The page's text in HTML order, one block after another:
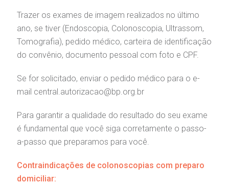
de Exames
(11) 3505-1000
Fale Conosco
Saiba mais
Endereço:
CEP: 01323-001 | Bela Vista
São Paulo - SP
BP Mirante
Financeiras
social da BP
social
Telemedicina BP
Teleinterconsulta
Centro de Doenças Autoimunes
de Infarto SUS
de Visita
socorro
de orçamento particular
de veracidade de atestado
de Excelência em Ortopedia
especialidades
Trazer os exames de imagem realizados no último
ano, se tiver (Endoscopia, Colonoscopia, Ultrassom,
Tomografia), pedido médico, carteira de identificação
do convênio, documento pessoal com foto e CPF.
Se for solicitado, enviar o pedido médico para o e-
mail central.autorizacao@bp.org.br
Para garantir a qualidade do resultado do seu exame
é fundamental que você siga corretamente o passo-
a-passo que preparamos para você.
Contraindicações de colonoscopias com preparo
domiciliar: